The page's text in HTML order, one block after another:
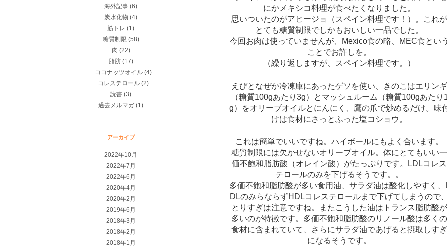
にかメキシコ料理が食べたくなりました。
思いついたのがアヒージョ（スペイン料理です！）。これが
とても糖質制限でしかもおいしい一品でした。
今回お肉は使っていませんが、Mexico食の略、MEC食とい
ことでお許しを。
（繰り返しますが、スペイン料理です。）
えびとなぜか冷凍庫にあったゲソを使い、きのこはエリンギ
（糖質100gあたり3g）とマッシュルーム（糖質100gあたり
g）をオリーブオイルとにんにく、鷹の爪で炒めるだけ。味
けは食材にさっとふった塩コショウ。
これは簡単でいいですね。ハイボールにもよく合います。
糖質制限には欠かせないオリーブオイル。体にとてもいい一
価不飽和脂肪酸（オレイン酸）がたっぷりです。LDLコレス
テロールのみを下げるそうです。。
多価不飽和脂肪酸が多い食用油、サラダ油は酸化しやすく、
DLのみらならずHDLコレステロールまで下げてしまうので
とりすぎは注意ですね。またこうした油はトランス脂肪酸が
多いのが特徴です。多価不飽和脂肪酸のリノール酸は多くの
食材に含まれていて、さらにサラダ油であげると摂取しすぎ
になるそうです。
海外記事 (6)
炭水化物 (4)
筋トレ (1)
糖質制限 (58)
肉 (22)
脂肪(17)
ココナッツオイル (4)
コレステロール (2)
読書 (3)
過去メルマガ (1)
アーカイブ
2022年10月
2022年7月
2022年6月
2020年4月
2020年2月
2019年6月
2018年3月
2018年2月
2018年1月